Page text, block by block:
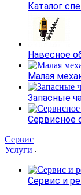
Каталог
Навесное
Малая
Запасные
Сервисное
Сервис
Услуги
Сервис и